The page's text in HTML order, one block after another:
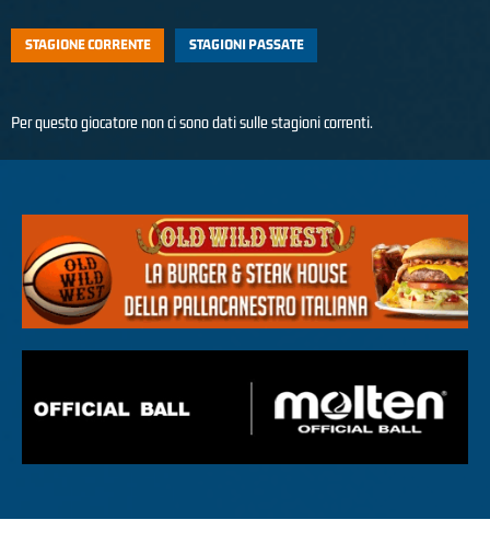
STAGIONE CORRENTE STAGIONI PASSATE
Per questo giocatore non ci sono dati sulle stagioni correnti.